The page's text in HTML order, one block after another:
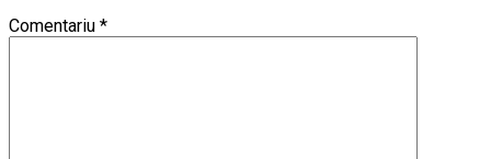
Comentariu *